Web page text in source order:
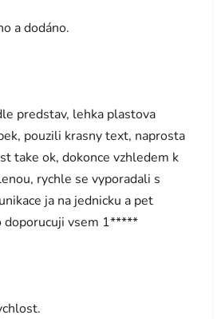
a dodáno.
5 z 5 hvězdiček.
predstav, lehka plastova
pouzili krasny text, naprosta
take ok, dokonce vzhledem k
rychle se vyporadali s
ja na jednicku a pet
doporucuji vsem 1*****
5 z 5 hvězdiček.